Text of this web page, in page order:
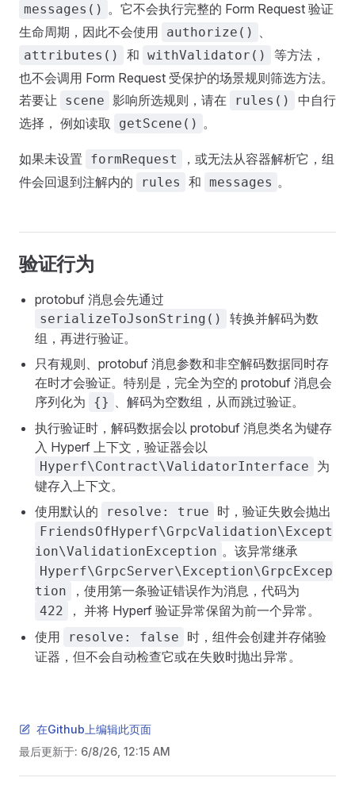
messages() 。它不会执行完整的 Form Request 验证
生命周期，因此不会使用
authorize() 、
attributes() 和 withValidator()
等方法，
也不会调用 Form Request 受保护的场景规则筛选方法。
若要让
scene 影响所选规则，请在 rules()
中自行
选择， 例如读取
getScene() 。
如果未设置 formRequest
，或无法从容器解析它，组
件会回退到注解内的
rules 和 messages 。
验证行为
protobuf 消息会先通过
serializeToJsonString()
转换并解码为数
组，再进行验证。
只有规则、protobuf 消息参数和非空解码数据同时存
在时才会验证。特别是，完全为空的 protobuf 消息会
序列化为
{} 、解码为空数组，从而跳过验证。
执行验证时，解码数据会以 protobuf 消息类名为键存
入 Hyperf 上下文，验证器会以
Hyperf\Contract\ValidatorInterface
为
键存入上下文。
使用默认的
resolve: true 时，验证失败会抛出
FriendsOfHyperf\GrpcValidation\Except
ion\ValidationException 。该异常继承
Hyperf\GrpcServer\Exception\GrpcExcep
tion
，使用第一条验证错误作为消息，代码为
422
， 并将 Hyperf 验证异常保留为前一个异常。
使用
resolve: false
时，组件会创建并存储验
证器，但不会自动检查它或在失败时抛出异常。
在Github上编辑此页面
最后更新于: 6/8/26, 12:15 AM